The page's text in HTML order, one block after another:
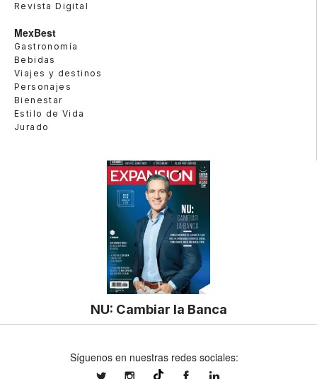
Revista Digital
MexBest
Gastronomía
Bebidas
Viajes y destinos
Personajes
Bienestar
Estilo de Vida
Jurado
NU: Cambiar la Banca
Síguenos en nuestras redes sociales:
expansionmxexpansionmx ExpansionMex